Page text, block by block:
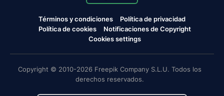
Términos y condiciones
Política de privacidad
Política de cookies
Notificaciones de Copyright
Cookies settings
Copyright © 2010-2026 Freepik Company S.L.U. Todos los
derechos reservados.